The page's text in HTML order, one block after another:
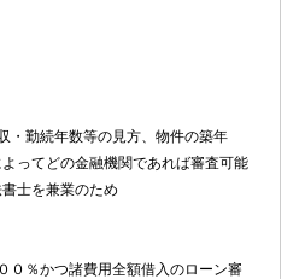
・勤続年数等の見方、物件の築年
ってどの金融機関であれば審査可能
士を兼業のため
０％かつ諸費用全額借入のローン審